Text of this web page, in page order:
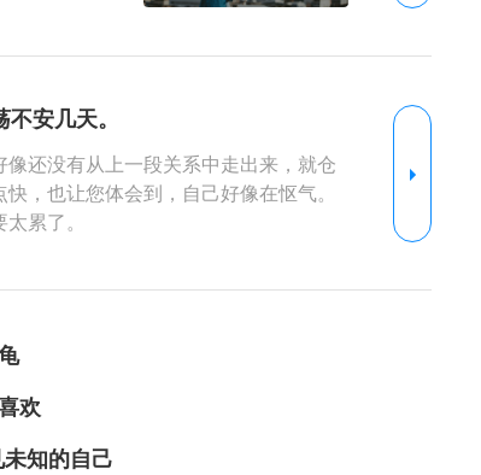
，他们的欢呼如同惊雷，又似清泉
的迷思：衡量孩子价值的标尺，何时
我也在思考，这288分后的欢呼，让我
大的托举么？接纳孩子的一切，只要
呐喊这个家庭的欢呼之所以震撼人心，
己先哭了。我立刻抱住她说，这三年你
你已经赢了。” 这声“赢了”，赢的不是
苦的跋涉。02不要让分数成为孩子头
现实：在功利教育的浪潮下，分数早
安几天。
还没有从上一段关系中走出来，就仓
，也让您体会到，自己好像在怄气。
累了。
难得的体验而已。既然感情已经成为
就行了。更重要的是照顾好自己，不
欢
知的自己